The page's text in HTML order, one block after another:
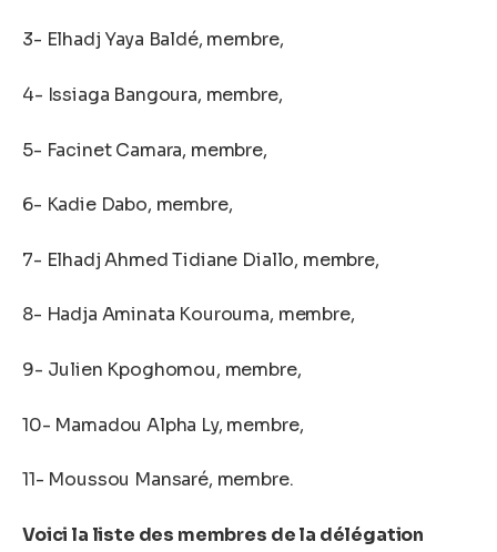
3- Elhadj Yaya Baldé, membre,
4- Issiaga Bangoura, membre,
5- Facinet Camara, membre,
6- Kadie Dabo, membre,
7- Elhadj Ahmed Tidiane Diallo, membre,
8- Hadja Aminata Kourouma, membre,
9- Julien Kpoghomou, membre,
10- Mamadou Alpha Ly, membre,
11- Moussou Mansaré, membre.
Voici la liste des membres de la délégation